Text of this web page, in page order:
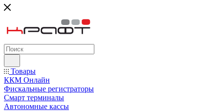
Товары
ККМ Онлайн
Фискальные регистраторы
Смарт терминалы
Автономные кассы